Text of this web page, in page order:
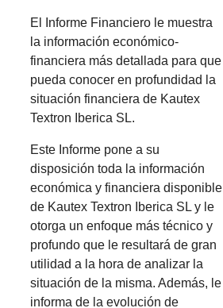
El Informe Financiero le muestra
la información económico-
financiera más detallada para que
pueda conocer en profundidad la
situación financiera de Kautex
Textron Iberica SL.
Este Informe pone a su
disposición toda la información
económica y financiera disponible
de Kautex Textron Iberica SL y le
otorga un enfoque más técnico y
profundo que le resultará de gran
utilidad a la hora de analizar la
situación de la misma. Además, le
informa de la evolución de